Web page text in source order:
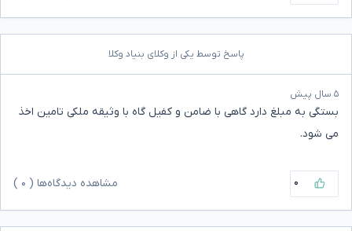
پاسخ توسط یکی از وکلای بنیاد وکلا
۵ سال پیش
بستگی به مبلغ دارد گاهی با ضامن و کفیل گاه با وثیقه ملکی تامین اخذ
می شود.
۰ مشاهده دیدگاه‌ها ( ۰